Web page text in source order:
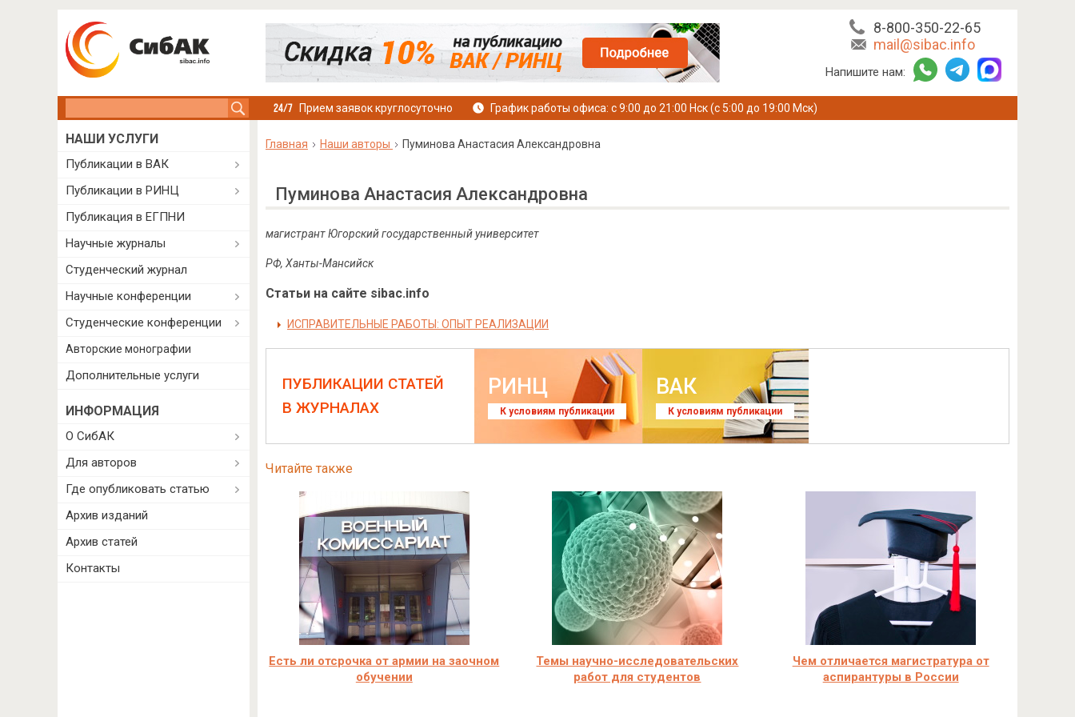
8-800-350-22-65
mail@sibac.info
Напишите нам:
Прием заявок круглосуточно График работы офиса: с 9:00 до 21:00 Нск (с 5:00 до 19:00 Мск)
Главная Наши авторы Пуминова Анастасия Александровна
Пуминова Анастасия Александровна
магистрантЮгорский государственный университет
РФ, Ханты-Мансийск
Статьи на сайте sibac.info
ИСПРАВИТЕЛЬНЫЕ РАБОТЫ: ОПЫТ РЕАЛИЗАЦИИ
ПУБЛИКАЦИИ СТАТЕЙ
В ЖУРНАЛАХ
РИНЦ
К условиям публикации
ВАК
К условиям публикации
Читайте также
Есть ли отсрочка от армии на заочном
обучении
Темы научно-исследовательских
работ для студентов
Чем отличается магистратура от
аспирантуры в России
НАШИ УСЛУГИ
Публикации в ВАК
Публикации в РИНЦ
Публикация в ЕГПНИ
Научные журналы
Студенческий журнал
Научные конференции
Студенческие конференции
Авторские монографии
Дополнительные услуги
ИНФОРМАЦИЯ
О СибАК
Для авторов
Где опубликовать статью
Архив изданий
Архив статей
Контакты